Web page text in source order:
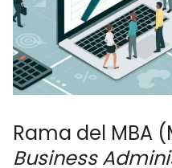
Rama del MBA
Business